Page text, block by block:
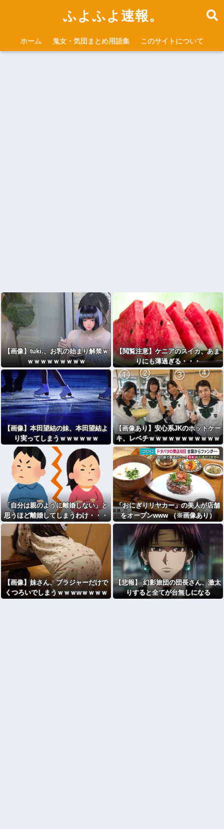
ふよふよ速報。
ホーム 鬼女・気団まとめ用語集 このサイトについて
【画像】tuki.、お乳の始まり解禁ｗ
ｗｗｗｗｗｗｗｗｗ
【閲覧注意】ケニアのスイカ、あま
りにも薄過ぎる・・・
【画像】本田望結の妹、本田望結よ
り実ってしまうｗｗｗｗｗｗ
【画像あり】安心系JKのホットケー
キ、レベチｗｗｗｗｗｗｗｗｗｗｗ
ｗｗｗｗｗｗｗｗｗｗｗｗｗ
「自分は親のように離婚しない」と
思うほど離婚してしまうわけ・・・
「おにぎりリヤカー」の美人が店舗
をオープンwww （※画像あり）
【画像】妹さん、ブラジャーだけで
くつろいでしまうｗｗｗwｗｗｗｗ
【悲報】 幻影旅団の団長さん、激太
りすると全てが台無しになる